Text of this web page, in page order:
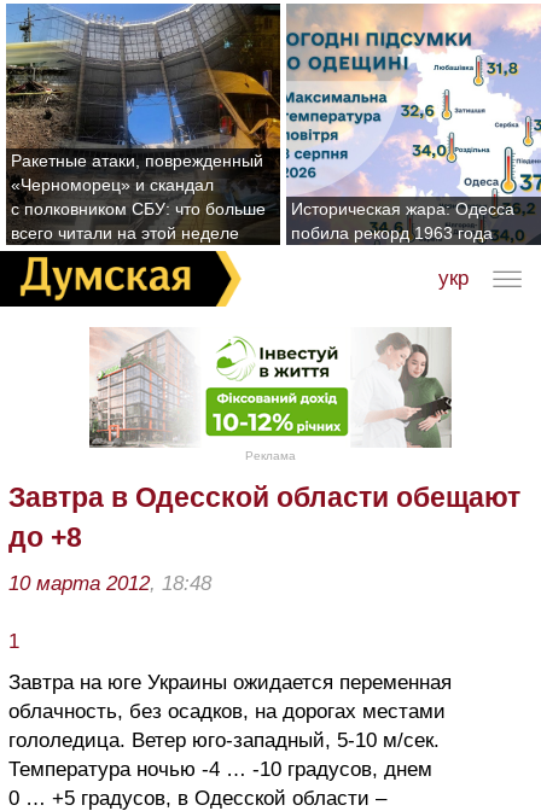
Ракетные атаки, поврежденный
«Черноморец» и скандал
с полковником СБУ: что больше
всего читали на этой неделе
Историческая жара: Одесса
побила рекорд 1963 года
укр
Реклама
Завтра в Одесской области обещают
до +8
10 марта 2012, 18:48
1
Завтра на юге Украины ожидается переменная
облачность, без осадков, на дорогах местами
гололедица. Ветер юго-западный, 5-10 м/сек.
Температура ночью -4 … -10 градусов, днем
0 … +5 градусов, в Одесской области –